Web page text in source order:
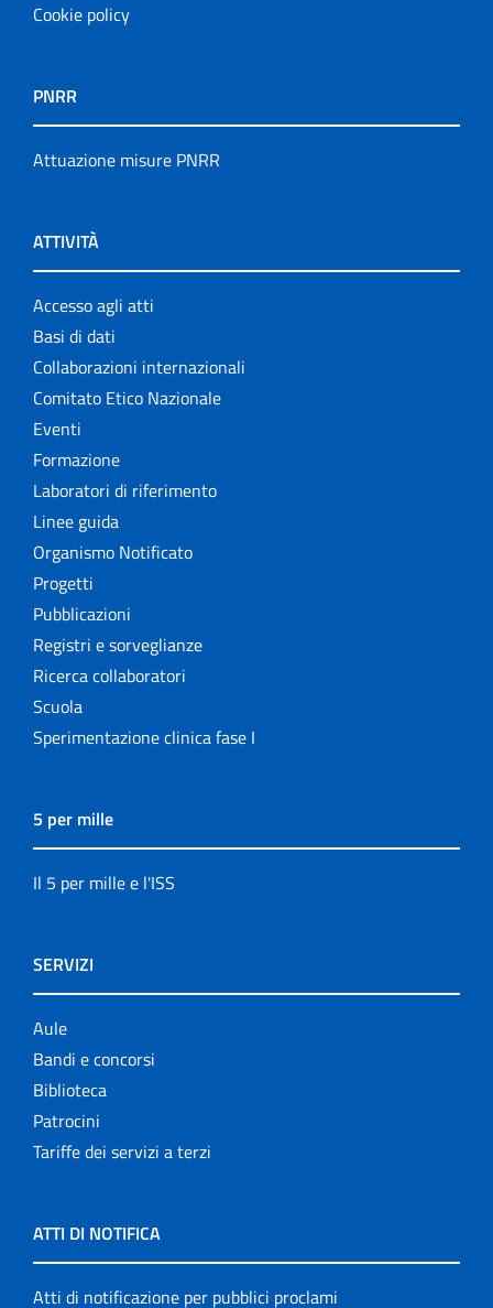
Cookie policy
PNRR
Attuazione misure PNRR
ATTIVITÀ
Accesso agli atti
Basi di dati
Collaborazioni internazionali
Comitato Etico Nazionale
Eventi
Formazione
Laboratori di riferimento
Linee guida
Organismo Notificato
Progetti
Pubblicazioni
Registri e sorveglianze
Ricerca collaboratori
Scuola
Sperimentazione clinica fase I
5 per mille
Il 5 per mille e l'ISS
SERVIZI
Aule
Bandi e concorsi
Biblioteca
Patrocini
Tariffe dei servizi a terzi
ATTI DI NOTIFICA
Atti di notificazione per pubblici proclami